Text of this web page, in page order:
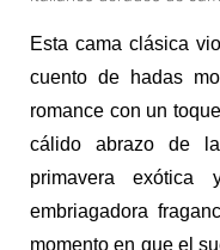
Esta cama clásica
cuento de hadas
romance con un
cálido abrazo de
primavera
embriagadora
momento en que el